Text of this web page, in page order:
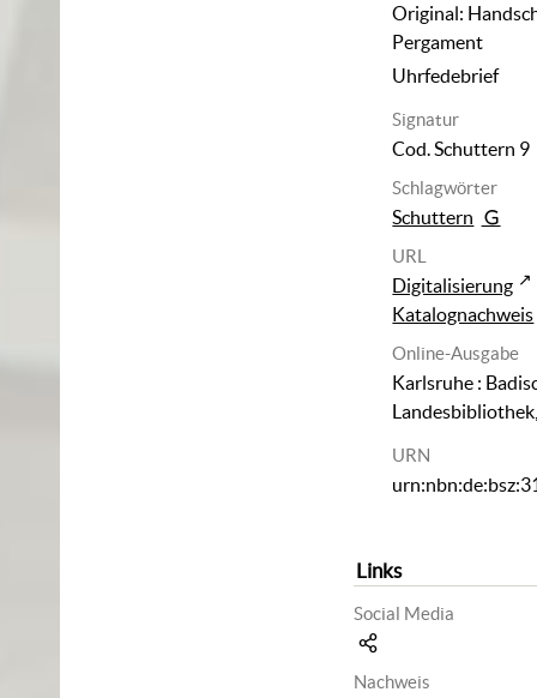
Original:
Pergament
Uhrfedebrief
Signatur
Cod. Schuttern 9
Schlagwörter
Schuttern
URL
Digitalisierung
Katalognachweis
Online-Ausgabe
Karlsruhe :
URN
Links
Social Media
Nachweis